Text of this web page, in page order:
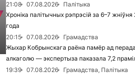
21:08
07.08.2026
Палітыка
Хроніка палітычных рэпрэсій за 6–7 жніўня
года
20:15
07.08.2026
Грамадства
Жыхар Кобрынскага раёна памёр ад
алкаголю — экспертыза паказала 7,2
19:39
07.08.2026
Грамадства, Палітыка